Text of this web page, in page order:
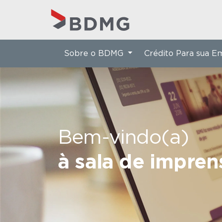
Bem-vindo(a)
à sala de
Sobre o BDMG Crédito Para sua